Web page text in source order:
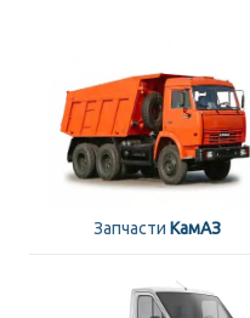
Запчасти КамАЗ